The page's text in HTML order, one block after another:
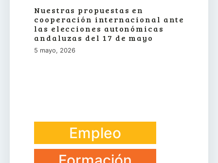
Nuestras propuestas en
cooperación internacional ante
las elecciones autonómicas
andaluzas del 17 de mayo
5 mayo, 2026
Empleo